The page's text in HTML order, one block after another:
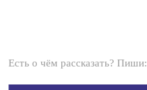
Есть о чём рассказать? Пиши: